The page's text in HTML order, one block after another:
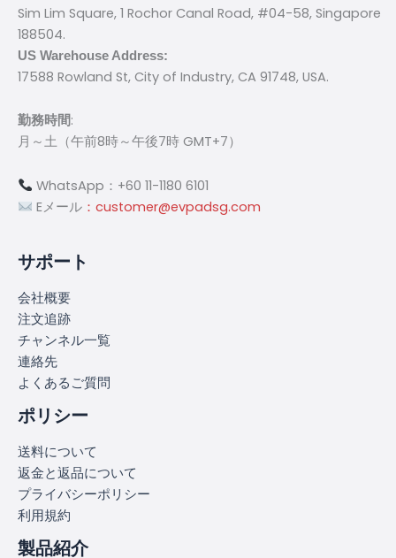
Sim Lim Square, 1 Rochor Canal Road, #04-58, Singapore
188504.
US Warehouse Address:
17588 Rowland St, City of Industry, CA 91748, USA.
勤務時間:
月～土（午前8時～午後7時 GMT+7）
WhatsApp：+60 11-1180 6101
Eメール：customer@evpadsg.com
サポート
会社概要
注文追跡
チャンネル一覧
連絡先
よくあるご質問
ポリシー
送料について
返金と返品について
プライバシーポリシー
利用規約
製品紹介